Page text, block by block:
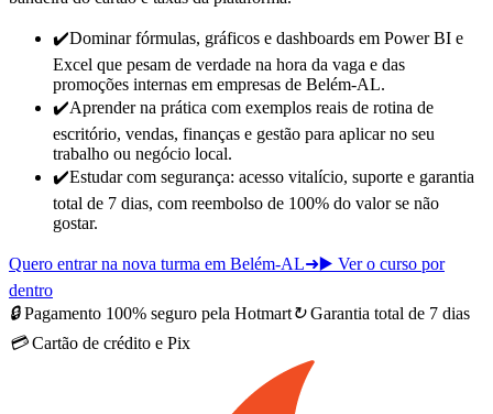
✔️Dominar fórmulas, gráficos e dashboards em Power BI e
Excel que pesam de verdade na hora da vaga e das
promoções internas em empresas de Belém-AL.
✔️Aprender na prática com exemplos reais de rotina de
escritório, vendas, finanças e gestão para aplicar no seu
trabalho ou negócio local.
✔️Estudar com segurança: acesso vitalício, suporte e garantia
total de 7 dias, com reembolso de 100% do valor se não
gostar.
Quero entrar na nova turma em Belém-AL➜▶️ Ver o curso por
dentro
🔒Pagamento 100% seguro pela Hotmart↻Garantia total de 7 dias
💳Cartão de crédito e Pix